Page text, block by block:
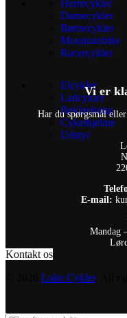
Herrecykler
Damecykler
Børnecykler
Mountainbike
Racercykler
Elcykler
Ladcykler
Beklædning
Cykelhjelme
Udstyr
Vi er
Har du spørgsmål
E-mail:
Mandag
Kontakt os
Loke Cykler. All